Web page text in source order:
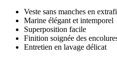
Veste sans manches en
Marine élégant et intemporel
Superposition facile
Finition soignée des
Entretien en lavage délicat